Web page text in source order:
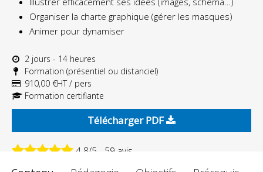
Organiser la charte graphique (gérer les masques)
Animer pour dynamiser
2 jours - 14 heures
Formation (présentiel ou distanciel)
910,00 €HT / pers
Formation certifiante
Télécharger PDF
4.8/5 - 59 avis